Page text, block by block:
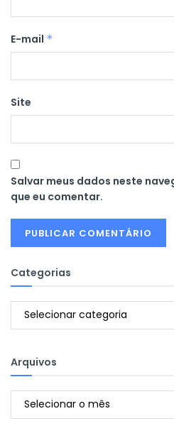
E-mail *
Site
Salvar meus dados neste
que eu comentar.
Categorias
Categorias
Arquivos
Arquivos